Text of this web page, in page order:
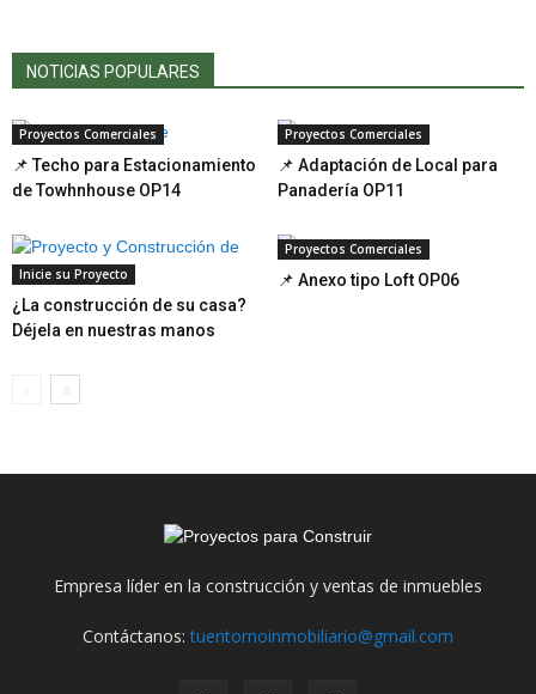
NOTICIAS POPULARES
Proyectos Comerciales
📌 Techo para Estacionamiento
de Towhnhouse OP14
Proyectos Comerciales
📌 Adaptación de Local para
Panadería OP11
Inicie su Proyecto
¿La construcción de su casa?
Déjela en nuestras manos
Proyectos Comerciales
📌 Anexo tipo Loft OP06
Empresa líder en la construcción y ventas de inmuebles
Contáctanos:tuentornoinmobiliario@gmail.com